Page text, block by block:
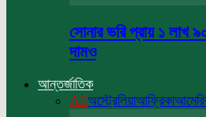
সোনার ভরি প্রায় ১ লাখ
দামও
আন্তর্জাতিক
Allঅস্ট্রেলিয়াআফ্রিকা